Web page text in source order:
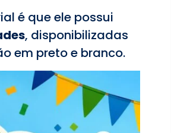
é que ele possui
, disponibilizadas
em preto e branco.